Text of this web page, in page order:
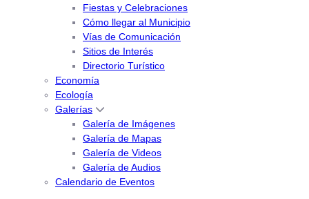
Fiestas y Celebraciones
Cómo llegar al Municipio
Vías de Comunicación
Sitios de Interés
Directorio Turístico
Economía
Ecología
Galerías
Galería de Imágenes
Galería de Mapas
Galería de Videos
Galería de Audios
Calendario de Eventos